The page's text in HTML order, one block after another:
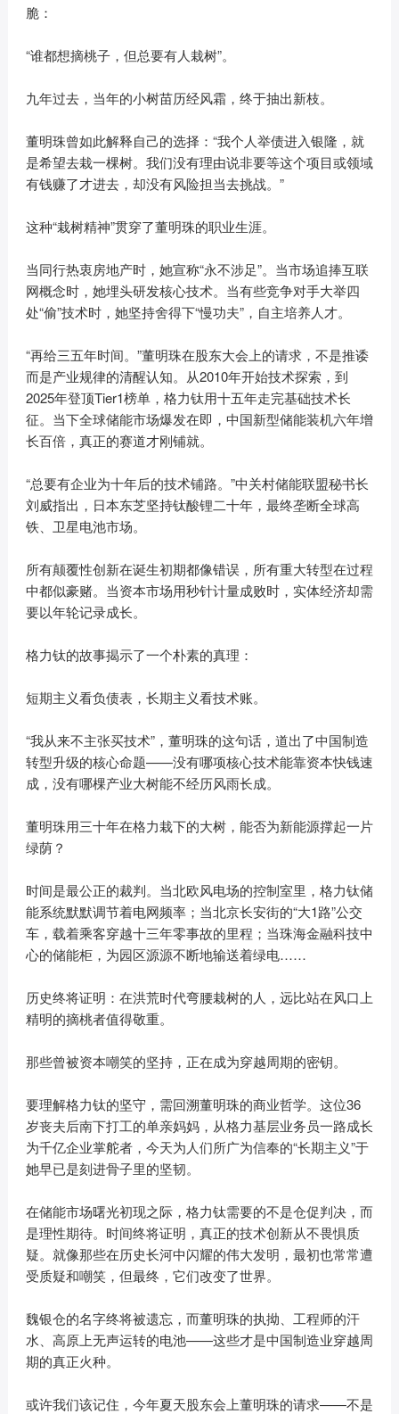
脆：
“谁都想摘桃子，但总要有人栽树”。
九年过去，当年的小树苗历经风霜，终于抽出新枝。
董明珠曾如此解释自己的选择：“我个人举债进入银隆，就
是希望去栽一棵树。我们没有理由说非要等这个项目或领域
有钱赚了才进去，却没有风险担当去挑战。”
这种“栽树精神”贯穿了董明珠的职业生涯。
当同行热衷房地产时，她宣称“永不涉足”。当市场追捧互联
网概念时，她埋头研发核心技术。当有些竞争对手大举四
处“偷”技术时，她坚持舍得下“慢功夫”，自主培养人才。
“再给三五年时间。”董明珠在股东大会上的请求，不是推诿
而是产业规律的清醒认知。从2010年开始技术探索，到
2025年登顶Tier1榜单，格力钛用十五年走完基础技术长
征。当下全球储能市场爆发在即，中国新型储能装机六年增
长百倍，真正的赛道才刚铺就。
“总要有企业为十年后的技术铺路。”中关村储能联盟秘书长
刘威指出，日本东芝坚持钛酸锂二十年，最终垄断全球高
铁、卫星电池市场。
所有颠覆性创新在诞生初期都像错误，所有重大转型在过程
中都似豪赌。当资本市场用秒针计量成败时，实体经济却需
要以年轮记录成长。
格力钛的故事揭示了一个朴素的真理：
短期主义看负债表，长期主义看技术账。
“我从来不主张买技术”，董明珠的这句话，道出了中国制造
转型升级的核心命题——没有哪项核心技术能靠资本快钱速
成，没有哪棵产业大树能不经历风雨长成。
董明珠用三十年在格力栽下的大树，能否为新能源撑起一片
绿荫？
时间是最公正的裁判。当北欧风电场的控制室里，格力钛储
能系统默默调节着电网频率；当北京长安街的“大1路”公交
车，载着乘客穿越十三年零事故的里程；当珠海金融科技中
心的储能柜，为园区源源不断地输送着绿电……
历史终将证明：在洪荒时代弯腰栽树的人，远比站在风口上
精明的摘桃者值得敬重。
那些曾被资本嘲笑的坚持，正在成为穿越周期的密钥。
要理解格力钛的坚守，需回溯董明珠的商业哲学。这位36
岁丧夫后南下打工的单亲妈妈，从格力基层业务员一路成长
为千亿企业掌舵者，今天为人们所广为信奉的“长期主义”于
她早已是刻进骨子里的坚韧。
在储能市场曙光初现之际，格力钛需要的不是仓促判决，而
是理性期待。时间终将证明，真正的技术创新从不畏惧质
疑。就像那些在历史长河中闪耀的伟大发明，最初也常常遭
受质疑和嘲笑，但最终，它们改变了世界。
魏银仓的名字终将被遗忘，而董明珠的执拗、工程师的汗
水、高原上无声运转的电池——这些才是中国制造业穿越周
期的真正火种。
或许我们该记住，今年夏天股东会上董明珠的请求——不是